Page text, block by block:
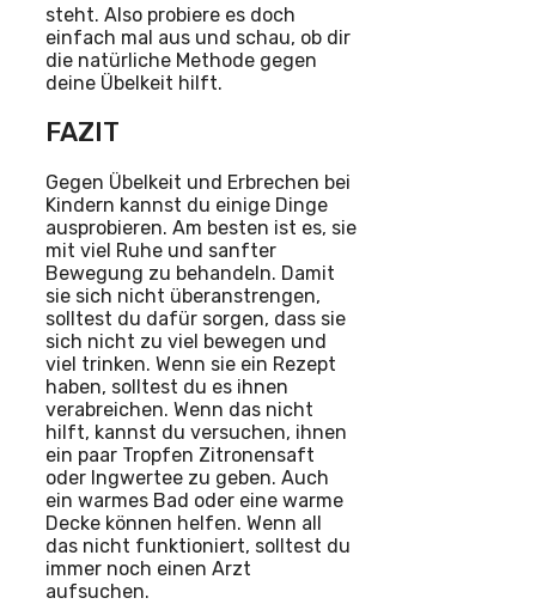
steht. Also probiere es doch
einfach mal aus und schau, ob dir
die natürliche Methode gegen
deine Übelkeit hilft.
FAZIT
Gegen Übelkeit und Erbrechen bei
Kindern kannst du einige Dinge
ausprobieren. Am besten ist es, sie
mit viel Ruhe und sanfter
Bewegung zu behandeln. Damit
sie sich nicht überanstrengen,
solltest du dafür sorgen, dass sie
sich nicht zu viel bewegen und
viel trinken. Wenn sie ein Rezept
haben, solltest du es ihnen
verabreichen. Wenn das nicht
hilft, kannst du versuchen, ihnen
ein paar Tropfen Zitronensaft
oder Ingwertee zu geben. Auch
ein warmes Bad oder eine warme
Decke können helfen. Wenn all
das nicht funktioniert, solltest du
immer noch einen Arzt
aufsuchen.